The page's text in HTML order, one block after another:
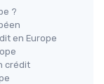
?
en Europe
crédit